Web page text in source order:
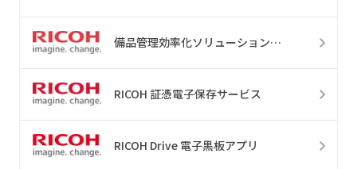
備品管理効率化ソリューションパック
RICOH 証憑電子保存サービス
RICOH Drive 電子黒板アプリ